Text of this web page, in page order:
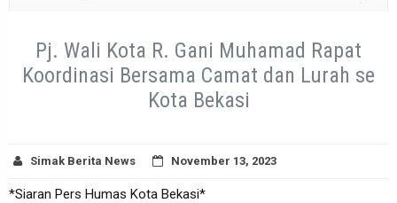
Pj. Wali Kota R. Gani Muhamad Rapat
Koordinasi Bersama Camat dan Lurah se
Kota Bekasi
Simak Berita News November 13, 2023
*Siaran Pers Humas Kota Bekasi*